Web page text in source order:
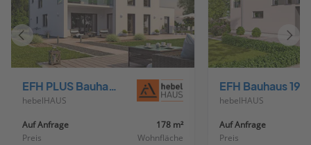
EFH PLUS Bauhaus 178
hebelHAUS
Auf Anfrage
Preis
178 m²
Wohnfläche
EFH Bauhaus 193
hebelHAUS
Auf Anfrage
Preis
Vorheriges
Haus
Haus